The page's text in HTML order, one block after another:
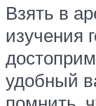
Взять в
изучения
удобный